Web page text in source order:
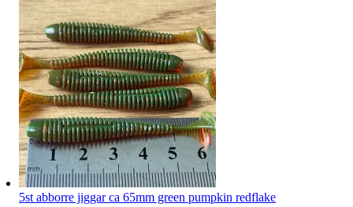
5st abborre jiggar ca 65mm green pumpkin redflake